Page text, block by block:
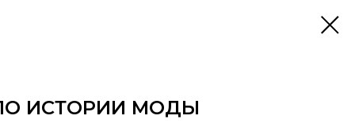
ИСТОРИИ МОДЫ